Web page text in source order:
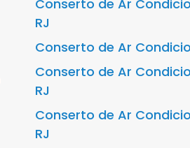
Conserto de Ar
RJ
Conserto de Ar
Conserto de Ar
RJ
Conserto de Ar
RJ